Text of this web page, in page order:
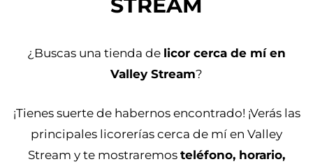
STREAM
¿Buscas una tienda de licor cerca de mí en
Valley Stream?
¡Tienes suerte de habernos encontrado! ¡Verás las
principales licorerías cerca de mí en Valley
Stream y te mostraremos teléfono, horario,